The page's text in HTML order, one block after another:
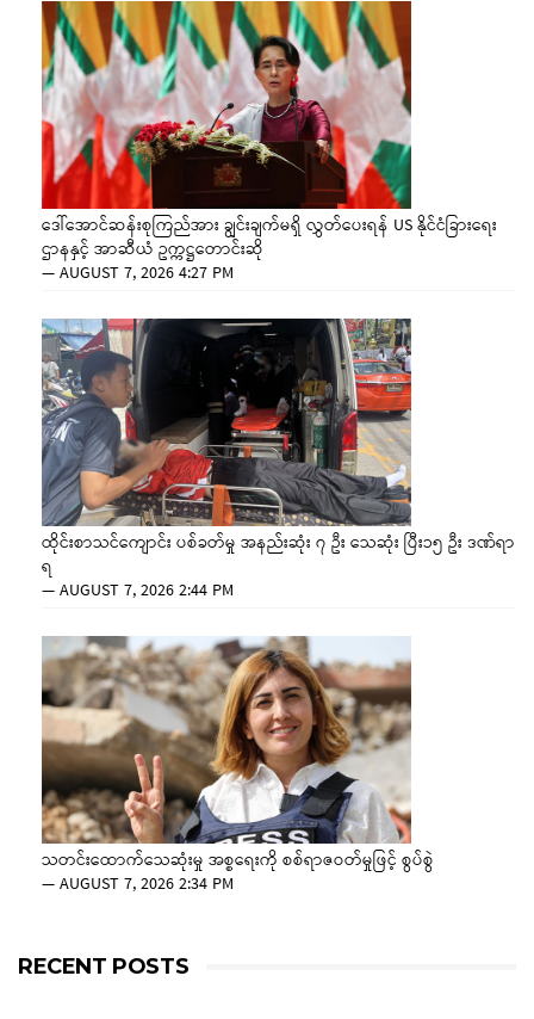
ဒေါ်အောင်ဆန်းစုကြည်အား ချွင်းချက်မရှိ လွှတ်ပေးရန် US နိုင်ငံခြားရေး
ဌာနနှင့် အာဆီယံ ဥက္ကဋ္ဌတောင်းဆို
—AUGUST 7, 2026 4:27 PM
ထိုင်းစာသင်ကျောင်း ပစ်ခတ်မှု အနည်းဆုံး ၇ ဦး သေဆုံး ပြီး၁၅ ဦး ဒဏ်ရာ
ရ
—AUGUST 7, 2026 2:44 PM
သတင်းထောက်သေဆုံးမှု အစ္စရေးကို စစ်ရာဇဝတ်မှုဖြင့် စွပ်စွဲ
—AUGUST 7, 2026 2:34 PM
RECENT POSTS